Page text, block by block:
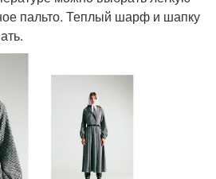
пальто. Теплый шарф и шапку